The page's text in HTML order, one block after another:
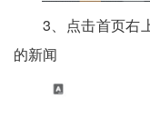
3、点击首页右
的新闻